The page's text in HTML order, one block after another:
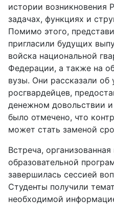
истории возникновения
задачах, функциях и
Помимо этого,
пригласили будущих
войска национальной
Федерации, а также на
вузы. Они рассказали об
росгвардейцев,
денежном довольствии
было отмечено, что
может стать заменой
Встреча,
образовательной
завершилась сессией
Студенты получили
необходимой